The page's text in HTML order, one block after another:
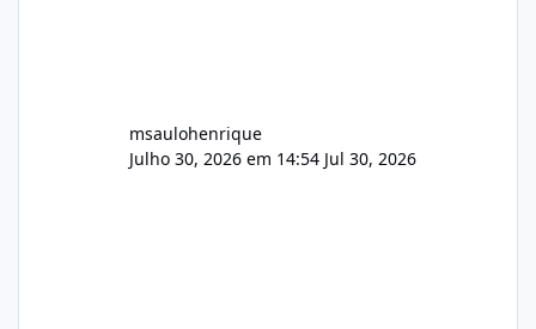
msaulohenrique
Julho 30, 2026 em 14:54 Jul 30, 2026